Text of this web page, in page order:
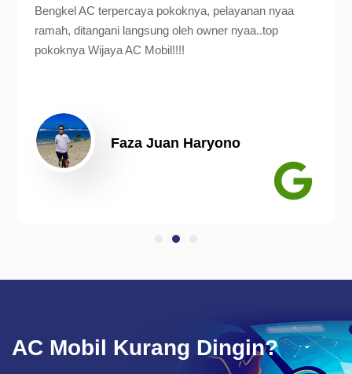
Bengkel AC terpercaya pokoknya, pelayanan nyaa
ramah, ditangani langsung oleh owner nyaa..top
pokoknya Wijaya AC Mobil!!!!
Faza Juan Haryono
AC Mobil Kurang Dingin?